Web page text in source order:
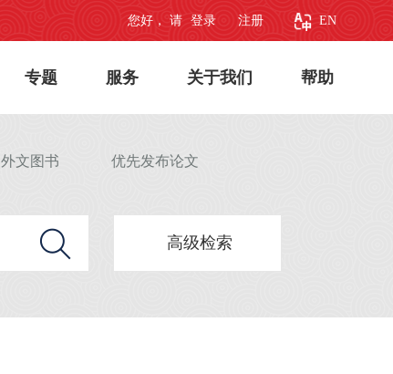
您好， 请 登录 注册 EN
专题 服务 关于我们 帮助
外文图书 优先发布论文
高级检索